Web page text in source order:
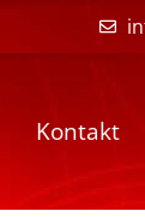
Kontakt